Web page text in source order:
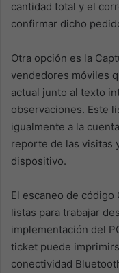
cantidad total y el
confirmar dicho
Otra opción es la
vendedores móviles
actual junto al texto
observaciones. Este
igualmente a la
reporte de las visitas
dispositivo.
El escaneo de
listas para trabajar
implementación del
ticket puede
conectividad